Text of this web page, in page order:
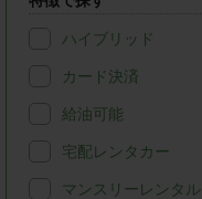
ハイブリッド
カード決済
給油可能
宅配レンタカー
マンスリーレンタル